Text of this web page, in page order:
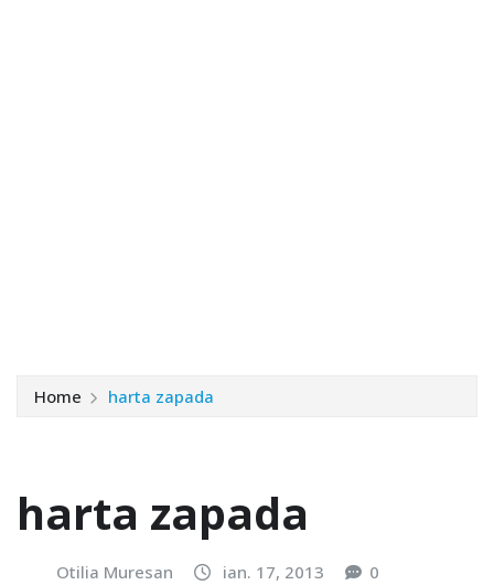
Home harta zapada
harta zapada
Otilia Muresan ian. 17, 2013 0